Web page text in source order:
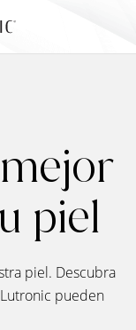
piel
piel. Descubra
pueden